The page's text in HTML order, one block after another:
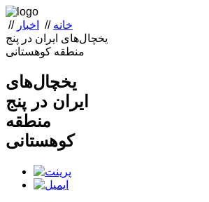
خانه // اخبار //
یخچال‌های ایران در پنج
منطقه کوهستانی
یخچال‌های
ایران در پنج
منطقه
کوهستانی